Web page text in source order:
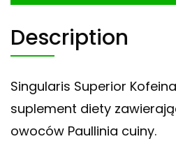
Description
Singularis Superior
suplement diety
owoców Paullinia cuiny.